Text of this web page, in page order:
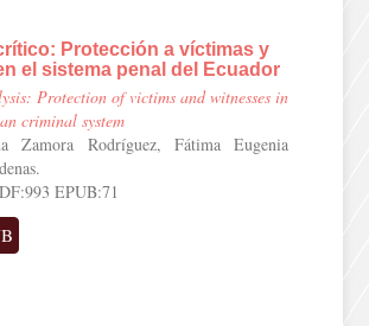
Protección a víctimas y
el sistema penal del Ecuador
Protection of victims and witnesses in
criminal system
Zamora Rodríguez, Fátima Eugenia
EPUB:71